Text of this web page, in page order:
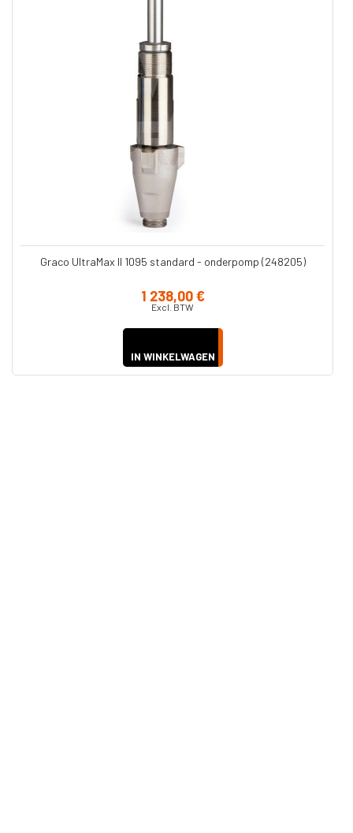
Graco UltraMax II 1095 standard - onderpomp (248205)
1 238,00 €
Excl. BTW
IN WINKELWAGEN